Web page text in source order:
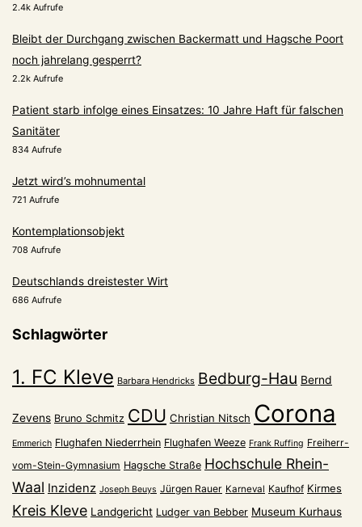
2.4k Aufrufe
Bleibt der Durchgang zwischen Backermatt und Hagsche Poort
noch jahrelang gesperrt?
2.2k Aufrufe
Patient starb infolge eines Einsatzes: 10 Jahre Haft für falschen
Sanitäter
834 Aufrufe
Jetzt wird’s mohnumental
721 Aufrufe
Kontemplationsobjekt
708 Aufrufe
Deutschlands dreistester Wirt
686 Aufrufe
Schlagwörter
1. FC Kleve Barbara Hendricks Bedburg-Hau Bernd
Zevens Bruno Schmitz CDU Christian Nitsch Corona
Emmerich Flughafen Niederrhein Flughafen Weeze Frank Ruffing Freiherr-
vom-Stein-Gymnasium Hagsche Straße Hochschule Rhein-
Waal Inzidenz Joseph Beuys Jürgen Rauer Karneval Kaufhof Kirmes
Kreis Kleve Landgericht Ludger van Bebber Museum Kurhaus